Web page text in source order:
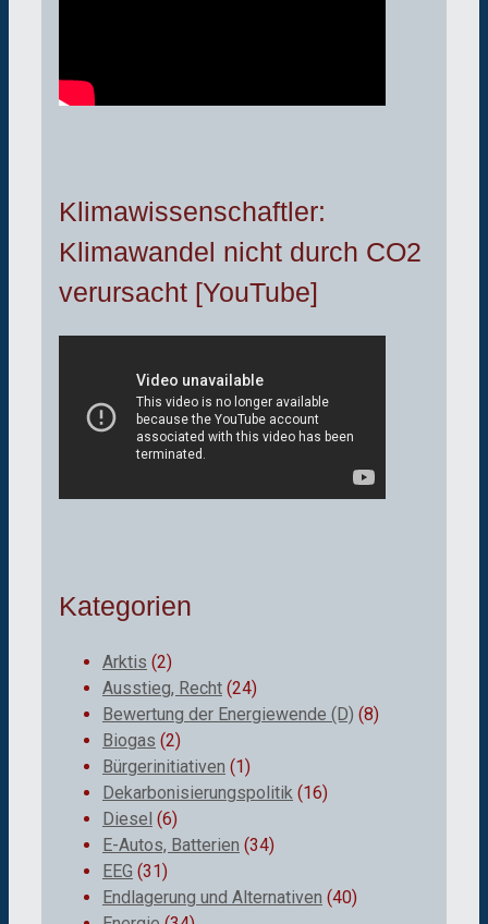
Klimawissenschaftler:
Klimawandel nicht durch CO2
verursacht [YouTube]
Kategorien
Arktis (2)
Ausstieg, Recht (24)
Bewertung der Energiewende (D) (8)
Biogas (2)
Bürgerinitiativen (1)
Dekarbonisierungspolitik (16)
Diesel (6)
E-Autos, Batterien (34)
EEG (31)
Endlagerung und Alternativen (40)